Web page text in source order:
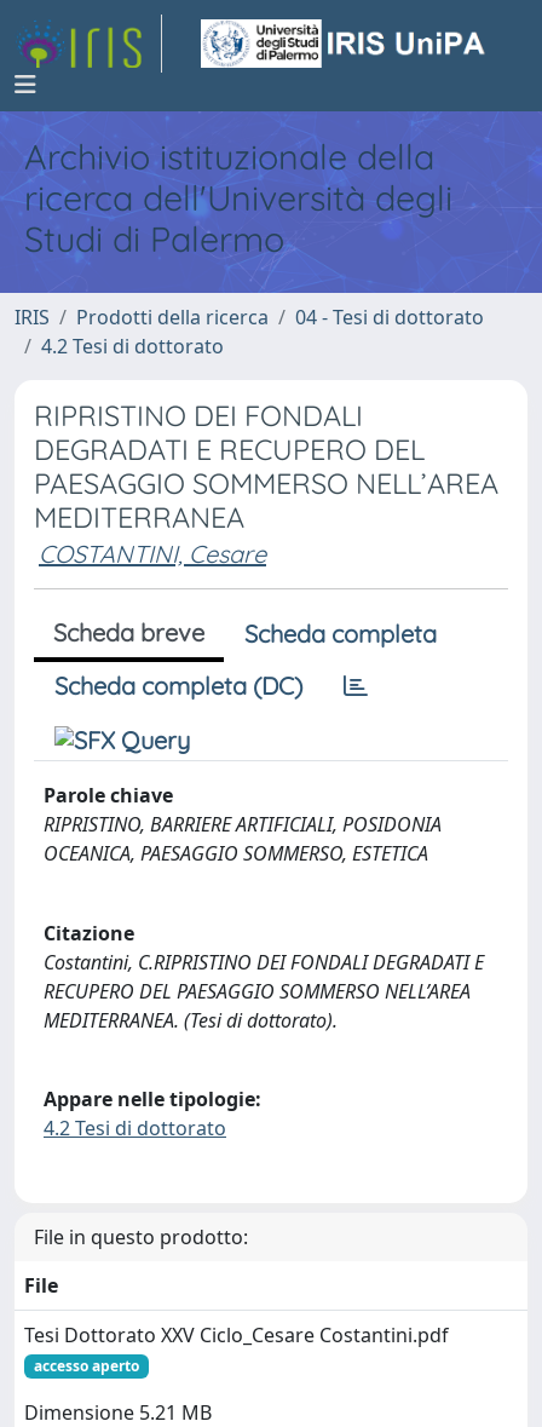
Archivio istituzionale della
ricerca dell'Università degli
Studi di Palermo
IRIS Prodotti della ricerca
04 - Tesi di dottorato
4.2 Tesi di dottorato
RIPRISTINO DEI FONDALI
DEGRADATI E RECUPERO DEL
PAESAGGIO SOMMERSO NELL’AREA
MEDITERRANEA
COSTANTINI, Cesare
Scheda breve
Scheda completa
Scheda completa (DC)
Parole chiave
RIPRISTINO, BARRIERE ARTIFICIALI, POSIDONIA
OCEANICA, PAESAGGIO SOMMERSO, ESTETICA
Citazione
Costantini, C.RIPRISTINO DEI FONDALI DEGRADATI E
RECUPERO DEL PAESAGGIO SOMMERSO NELL’AREA
MEDITERRANEA. (Tesi di dottorato).
Appare nelle tipologie:
4.2 Tesi di dottorato
File in questo prodotto:
File
Tesi Dottorato XXV Ciclo_Cesare Costantini.pdf
accesso aperto
Dimensione 5.21 MB